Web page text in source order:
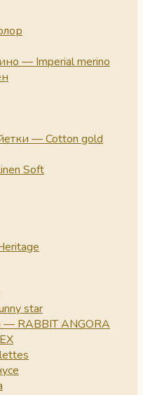
— Imperial merino
— Cotton gold
Soft
star
RABBIT ANGORA